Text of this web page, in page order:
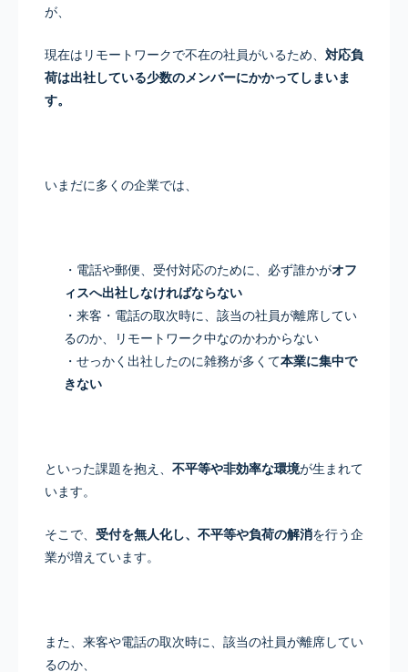
が、
現在はリモートワークで不在の社員がいるため、 対応負
荷は出社している少数のメンバーにかかってしまいま
す。
いまだに多くの企業では、
・電話や郵便、受付対応のために、必ず誰かがオフ
ィスへ出社しなければならない
・来客・電話の取次時に、該当の社員が離席してい
るのか、リモートワーク中なのかわからない
・せっかく出社したのに雑務が多くて本業に集中で
きない
といった課題を抱え、 不平等や非効率な環境が生まれて
います。
そこで、 受付を無人化し、不平等や負荷の解消を行う企
業が増えています。
また、来客や電話の取次時に、該当の社員が離席してい
るのか、